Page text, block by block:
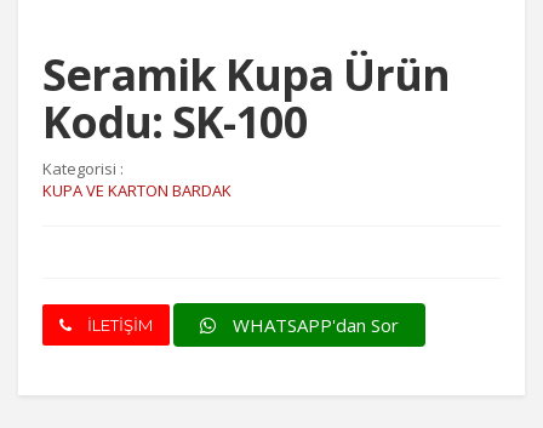
Seramik Kupa Ürün
Kodu: SK-100
Kategorisi :
KUPA VE KARTON BARDAK
İLETİŞİM WHATSAPP'dan Sor